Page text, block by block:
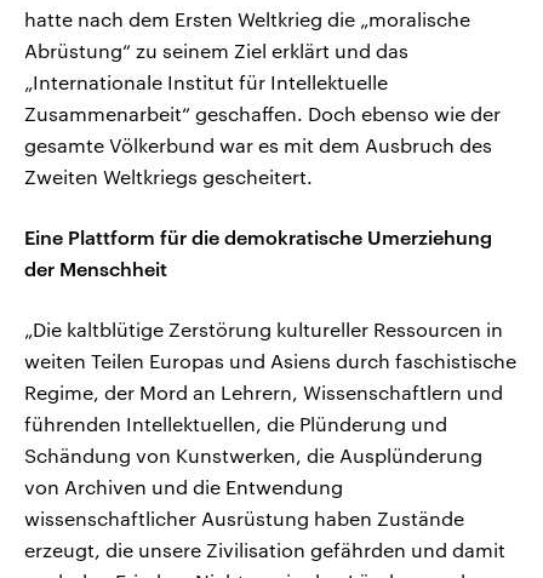
hatte nach dem Ersten Weltkrieg die „moralische
Abrüstung“ zu seinem Ziel erklärt und das
„Internationale Institut für Intellektuelle
Zusammenarbeit“ geschaffen. Doch ebenso wie der
gesamte Völkerbund war es mit dem Ausbruch des
Zweiten Weltkriegs gescheitert.
Eine Plattform für die demokratische Umerziehung
der Menschheit
„Die kaltblütige Zerstörung kultureller Ressourcen in
weiten Teilen Europas und Asiens durch faschistische
Regime, der Mord an Lehrern, Wissenschaftlern und
führenden Intellektuellen, die Plünderung und
Schändung von Kunstwerken, die Ausplünderung
von Archiven und die Entwendung
wissenschaftlicher Ausrüstung haben Zustände
erzeugt, die unsere Zivilisation gefährden und damit